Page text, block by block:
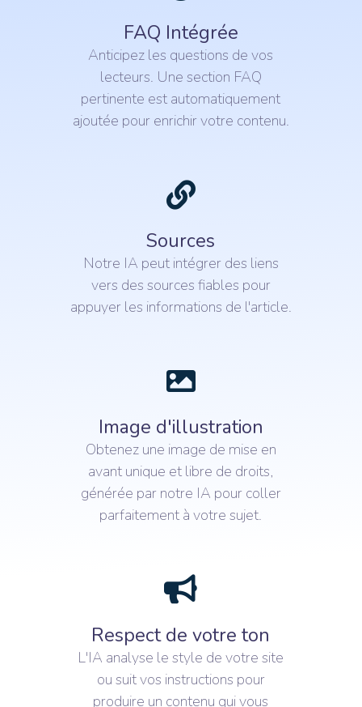
FAQ Intégrée
Anticipez les questions de vos
lecteurs. Une section FAQ
pertinente est automatiquement
ajoutée pour enrichir votre contenu.
Sources
Notre IA peut intégrer des liens
vers des sources fiables pour
appuyer les informations de l'article.
Image d'illustration
Obtenez une image de mise en
avant unique et libre de droits,
générée par notre IA pour coller
parfaitement à votre sujet.
Respect de votre ton
L'IA analyse le style de votre site
ou suit vos instructions pour
produire un contenu qui vous